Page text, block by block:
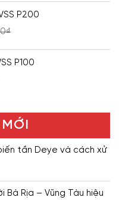
P200
₫
P100
tần Deye và cách xử
Rịa – Vũng Tàu hiệu